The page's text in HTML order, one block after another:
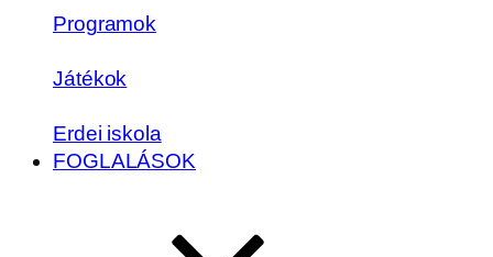
Programok
Játékok
Erdei iskola
FOGLALÁSOK